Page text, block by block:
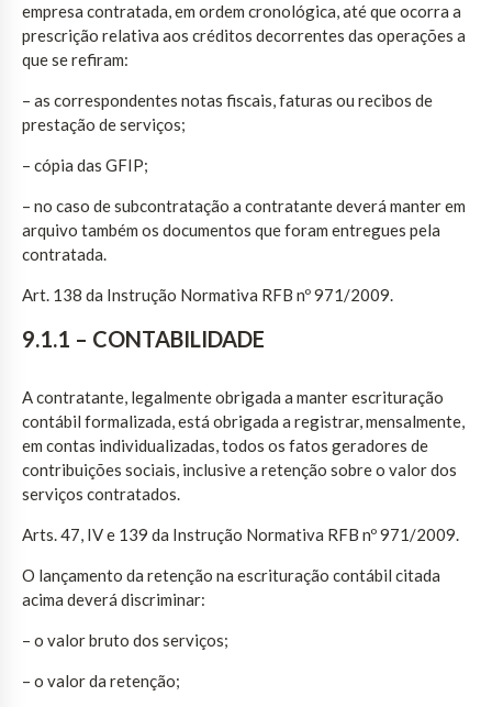
empresa contratada, em ordem cronológica, até que ocorra a
prescrição relativa aos créditos decorrentes das operações a
que se refiram:
– as correspondentes notas fiscais, faturas ou recibos de
prestação de serviços;
– cópia das GFIP;
– no caso de subcontratação a contratante deverá manter em
arquivo também os documentos que foram entregues pela
contratada.
Art. 138 da Instrução Normativa RFB nº 971/2009.
9.1.1 – CONTABILIDADE
A contratante, legalmente obrigada a manter escrituração
contábil formalizada, está obrigada a registrar, mensalmente,
em contas individualizadas, todos os fatos geradores de
contribuições sociais, inclusive a retenção sobre o valor dos
serviços contratados.
Arts. 47, IV e 139 da Instrução Normativa RFB nº 971/2009.
O lançamento da retenção na escrituração contábil citada
acima deverá discriminar:
– o valor bruto dos serviços;
– o valor da retenção;